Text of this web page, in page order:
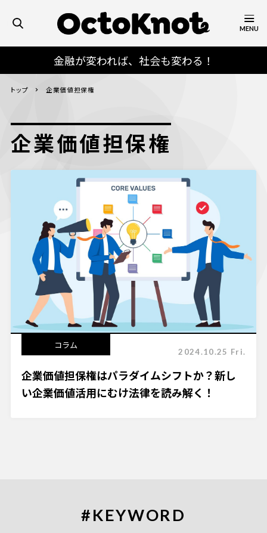
金融が変われば、社会も変わる！
MENU
トップ 企業価値担保権
企業価値担保権
コラム
2024.10.25 Fri.
企業価値担保権はパラダイムシフトか？新し
い企業価値活用にむけ法律を読み解く！
#KEYWORD